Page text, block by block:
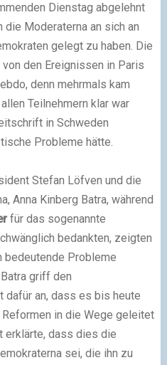
Dienstag abgelehnt
Moderaterna an sich an
gelegt zu haben. Die
den Ereignissen in Paris
denn mehrmals kam
Teilnehmern klar war
in Schweden
Probleme hätte.
Stefan Löfven und die
Anna Kinberg Batra, während
für das sogenannte
bedankten, zeigten
Probleme
griff den
dafür an, dass es bis heute
in die Wege geleitet
erklärte, dass dies die
sei, die ihn zu